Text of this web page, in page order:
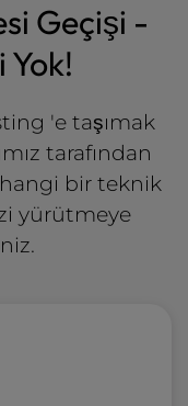
Geçişi -
Yok!
'e taşımak
tarafından
bir teknik
yürütmeye